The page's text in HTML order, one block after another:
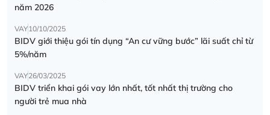
năm 2026
VAY10/10/2025
BIDV giới thiệu gói tín dụng “An cư vững bước” lãi suất chỉ từ
5%/năm
VAY26/03/2025
BIDV triển khai gói vay lớn nhất, tốt nhất thị trường cho
người trẻ mua nhà